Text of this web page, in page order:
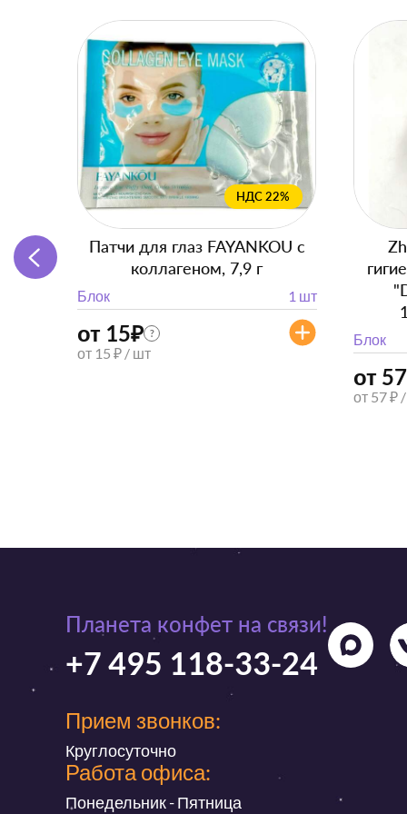
НДС 22%
Патчи для глаз FAYANKOU с
коллагеном, 7,9 г
Блок 1 шт
от 15₽ ?
от 15 ₽ / шт
Блок
от 57
от 57 ₽
Планета конфет на связи!
+7 495 118-33-24
Прием звонков:
Круглосуточно
Работа офиса:
Понедельник - Пятница